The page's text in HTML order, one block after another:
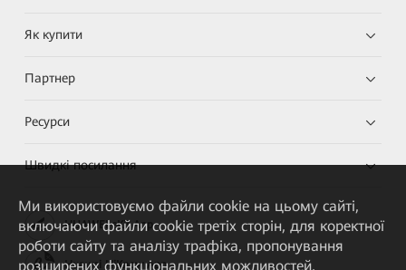
Як купити
Партнер
Ресурси
Швидкі посилання
HUAWEI eKit App
Huawei HiKnow App
Ми використовуємо файли cookie на цьому сайті,
включаючи файли cookie третіх сторін, для коректної
роботи сайту та аналізу трафіка, пропонування
розширених функціональних можливостей,